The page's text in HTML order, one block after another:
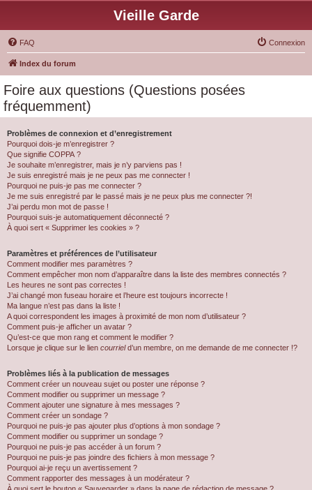
Vieille Garde
FAQ Connexion
Index du forum
Foire aux questions (Questions posées
fréquemment)
Problèmes de connexion et d’enregistrement
Pourquoi dois-je m’enregistrer ?
Que signifie COPPA ?
Je souhaite m’enregistrer, mais je n’y parviens pas !
Je suis enregistré mais je ne peux pas me connecter !
Pourquoi ne puis-je pas me connecter ?
Je me suis enregistré par le passé mais je ne peux plus me connecter ?!
J’ai perdu mon mot de passe !
Pourquoi suis-je automatiquement déconnecté ?
À quoi sert « Supprimer les cookies » ?
Paramètres et préférences de l’utilisateur
Comment modifier mes paramètres ?
Comment empêcher mon nom d’apparaître dans la liste des membres connectés ?
Les heures ne sont pas correctes !
J’ai changé mon fuseau horaire et l’heure est toujours incorrecte !
Ma langue n’est pas dans la liste !
A quoi correspondent les images à proximité de mon nom d’utilisateur ?
Comment puis-je afficher un avatar ?
Qu’est-ce que mon rang et comment le modifier ?
Lorsque je clique sur le lien courrield’un membre, on me demande de me connecter !?
Problèmes liés à la publication de messages
Comment créer un nouveau sujet ou poster une réponse ?
Comment modifier ou supprimer un message ?
Comment ajouter une signature à mes messages ?
Comment créer un sondage ?
Pourquoi ne puis-je pas ajouter plus d’options à mon sondage ?
Comment modifier ou supprimer un sondage ?
Pourquoi ne puis-je pas accéder à un forum ?
Pourquoi ne puis-je pas joindre des fichiers à mon message ?
Pourquoi ai-je reçu un avertissement ?
Comment rapporter des messages à un modérateur ?